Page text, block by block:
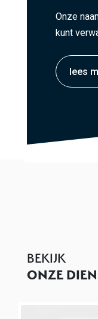
Onze
kunt
lees
BEKIJK
ONZE